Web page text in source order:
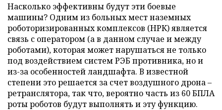
Насколько эффективны будут эти боевые
машины? Одним из больных мест наземных
роботоризированных комплексов (НРК) является
связь с оператором (а в данном случае и между
роботами), которая может нарушаться не только
под воздействием систем РЭБ противника, но и
из-за особенностей ландшафта. В известной
степени это решается за счет воздушного дрона –
ретранслятора, так что, вероятно часть из 60 БПЛА
роты роботов будут выполнять и эту функцию.